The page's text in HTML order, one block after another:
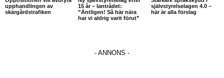
upphandlingen av
skärgårdstrafiken
15 år – lantrådet:
”Äntligen! Så här nära
har vi aldrig varit förut”
självstyrelselagen 4.0 –
här är alla förslag